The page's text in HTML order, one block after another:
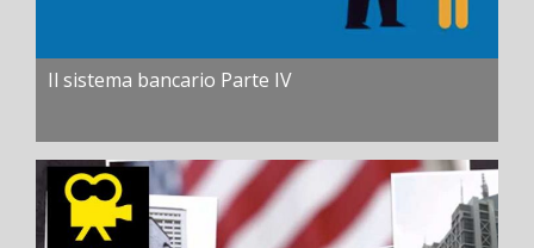
Il sistema bancario Parte IV